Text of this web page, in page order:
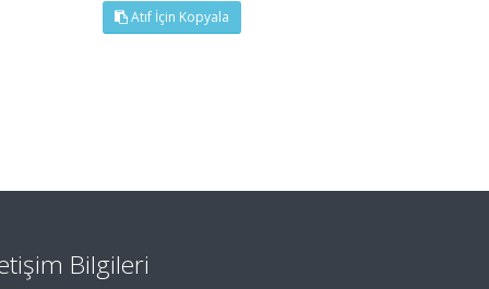
Atıf İçin Kopyala
Bilgileri